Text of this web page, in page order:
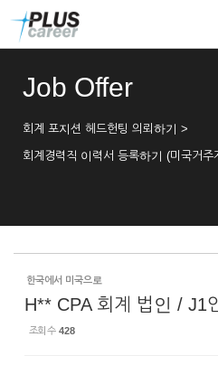
Job Offer
회계 포지션 헤드헌팅 의뢰하기 >
회계경력직 이력서 등록하기 (미국거주
한국에서 미국으로
H** CPA 회계 법인 / J1
조회 수 428